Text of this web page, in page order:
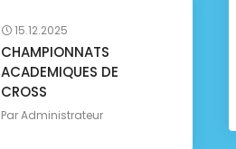
15.12.2025
CHAMPIONNATS
ACADEMIQUES DE
CROSS
ParAdministrateur